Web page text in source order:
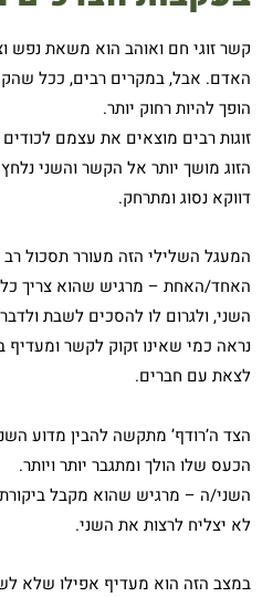
קשר זוגי חם ואוהב הוא משאת נפש
האדם. אבל, במקרים רבים, ככל
הופך להיות רחוק יותר.
זוגות רבים מוצאים את עצמם
הזוג מושך יותר אל הקשר והשני
דווקא נסוג ומתרחק.
המעגל השלילי הזה מעורר תסכול רב
האחד/האחת – מרגיש שהוא צריך כל
השני, ולגרום לו להסכים לשבת
נראה כמי שאינו זקוק לקשר ומעדיף
לצאת עם חברים.
הצד ה’רודף’ מתקשה להבין מדוע
הכעס שלו הולך ומתגבר יותר ויותר.
השני/ה – מרגיש שהוא מקבל
לא יצליח לרצות את השני.
במצב הזה הוא מעדיף אפילו שלא